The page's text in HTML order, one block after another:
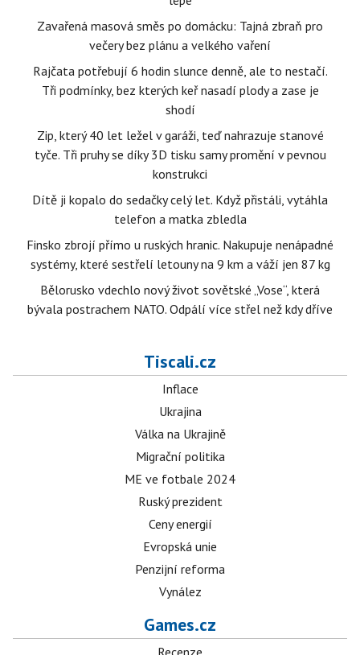
Zavařená masová směs po domácku: Tajná zbraň pro
večery bez plánu a velkého vaření
Rajčata potřebují 6 hodin slunce denně, ale to nestačí.
Tři podmínky, bez kterých keř nasadí plody a zase je
shodí
Zip, který 40 let ležel v garáži, teď nahrazuje stanové
tyče. Tři pruhy se díky 3D tisku samy promění v pevnou
konstrukci
Dítě ji kopalo do sedačky celý let. Když přistáli, vytáhla
telefon a matka zbledla
Finsko zbrojí přímo u ruských hranic. Nakupuje nenápadné
systémy, které sestřelí letouny na 9 km a váží jen 87 kg
Bělorusko vdechlo nový život sovětské „Vose“, která
bývala postrachem NATO. Odpálí více střel než kdy dříve
Tiscali.cz
Inflace
Ukrajina
Válka na Ukrajině
Migrační politika
ME ve fotbale 2024
Ruský prezident
Ceny energií
Evropská unie
Penzijní reforma
Vynález
Games.cz
Recenze